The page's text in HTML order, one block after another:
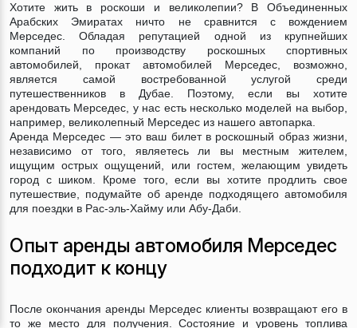
Хотите жить в роскоши и великолепии? В Объединенных
Арабских Эмиратах ничто не сравнится с вождением
Мерседес. Обладая репутацией одной из крупнейших
компаний по производству роскошных спортивных
автомобилей, прокат автомобилей Мерседес, возможно,
является самой востребованной услугой среди
путешественников в Дубае. Поэтому, если вы хотите
арендовать Мерседес, у нас есть несколько моделей на выбор,
например, великолепный Мерседес из нашего автопарка.
Аренда Мерседес — это ваш билет в роскошный образ жизни,
независимо от того, являетесь ли вы местным жителем,
ищущим острых ощущений, или гостем, желающим увидеть
город с шиком. Кроме того, если вы хотите продлить свое
путешествие, подумайте об аренде подходящего автомобиля
для поездки в Рас-эль-Хайму или Абу-Даби.
Опыт аренды автомобиля Мерседес
подходит к концу
После окончания аренды Мерседес клиенты возвращают его в
то же место для получения. Состояние и уровень топлива